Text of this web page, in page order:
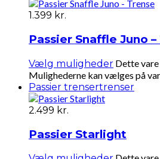
1.399 kr.
Passier Snaffle Juno
Vælg muligheder Dette
Mulighederne kan vælges på
Passier trensertrenser
2.499 kr.
Passier Starlight